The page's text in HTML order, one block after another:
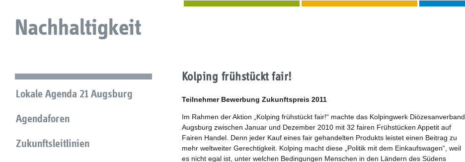
Nachhaltigkeit
Lokale Agenda 21 Augsburg
Agendaforen
Zukunftsleitlinien
Kolping frühstückt fair!
Teilnehmer Bewerbung Zukunftspreis 2011
Im Rahmen der Aktion „Kolping frühstückt fair!“ machte das Kolpingwerk Diözesanverband
Augsburg zwischen Januar und Dezember 2010 mit 32 fairen Frühstücken Appetit auf
Fairen Handel. Denn jeder Kauf eines fair gehandelten Produkts leistet einen Beitrag zu
mehr weltweiter Gerechtigkeit. Kolping macht diese „Politik mit dem Einkaufswagen“, weil
es nicht egal ist, unter welchen Bedingungen Menschen in den Ländern des Südens